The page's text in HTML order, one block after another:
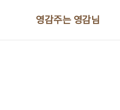
영감주는 영감님